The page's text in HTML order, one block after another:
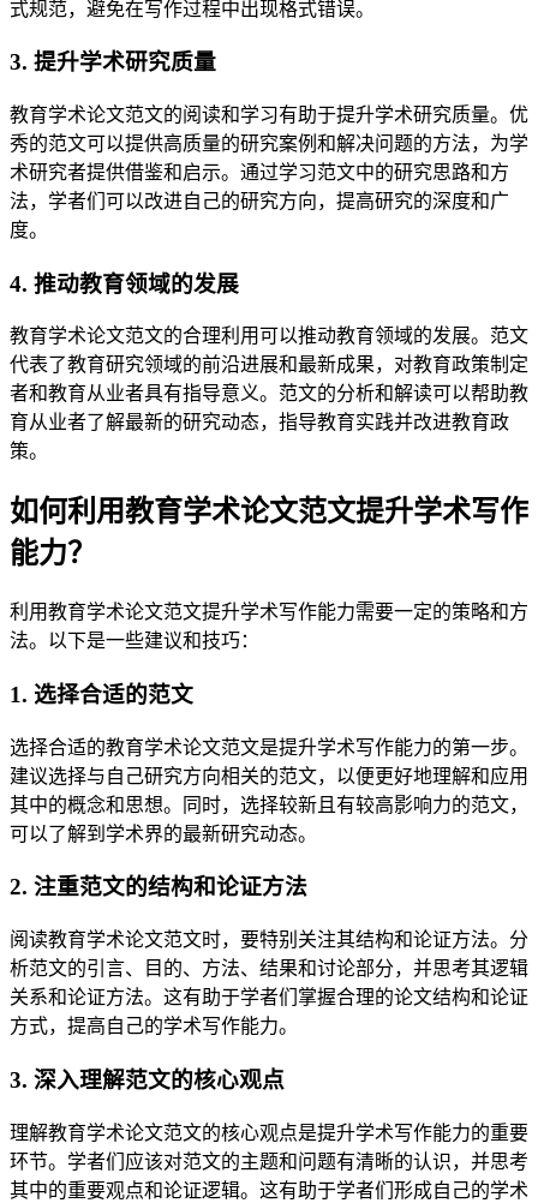
式规范，避免在写作过程中出现格式错误。
3. 提升学术研究质量
教育学术论文范文的阅读和学习有助于提升学术研究质量。优
秀的范文可以提供高质量的研究案例和解决问题的方法，为学
术研究者提供借鉴和启示。通过学习范文中的研究思路和方
法，学者们可以改进自己的研究方向，提高研究的深度和广
度。
4. 推动教育领域的发展
教育学术论文范文的合理利用可以推动教育领域的发展。范文
代表了教育研究领域的前沿进展和最新成果，对教育政策制定
者和教育从业者具有指导意义。范文的分析和解读可以帮助教
育从业者了解最新的研究动态，指导教育实践并改进教育政
策。
如何利用教育学术论文范文提升学术写作
能力？
利用教育学术论文范文提升学术写作能力需要一定的策略和方
法。以下是一些建议和技巧：
1. 选择合适的范文
选择合适的教育学术论文范文是提升学术写作能力的第一步。
建议选择与自己研究方向相关的范文，以便更好地理解和应用
其中的概念和思想。同时，选择较新且有较高影响力的范文，
可以了解到学术界的最新研究动态。
2. 注重范文的结构和论证方法
阅读教育学术论文范文时，要特别关注其结构和论证方法。分
析范文的引言、目的、方法、结果和讨论部分，并思考其逻辑
关系和论证方法。这有助于学者们掌握合理的论文结构和论证
方式，提高自己的学术写作能力。
3. 深入理解范文的核心观点
理解教育学术论文范文的核心观点是提升学术写作能力的重要
环节。学者们应该对范文的主题和问题有清晰的认识，并思考
其中的重要观点和论证逻辑。这有助于学者们形成自己的学术